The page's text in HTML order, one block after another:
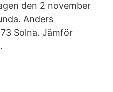
den 2 november
Anders
Solna. Jämför